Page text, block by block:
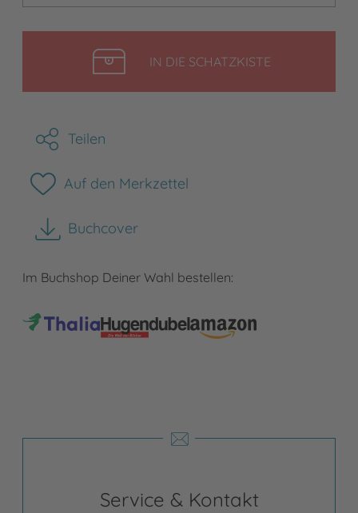
IN DIE SCHATZKISTELEGEN
Teilen
Auf den Merkzettel
Buchcover
herunterladen
Im Buchshop Deiner Wahl bestellen:
Service & Kontakt